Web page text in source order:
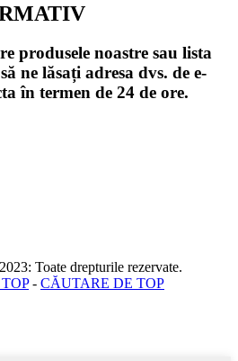
produsele noastre sau lista
ne lăsați adresa dvs. de e-
în termen de 24 de ore.
Toate drepturile rezervate.
- CĂUTARE DE TOP